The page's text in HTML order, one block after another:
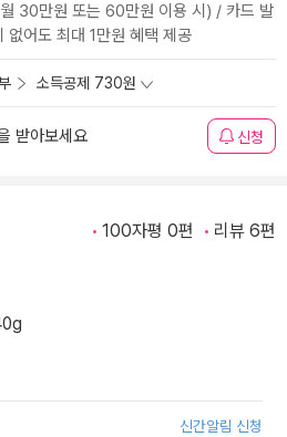
30만원 또는 60만원 이용 시) / 카드 발
없어도 최대 1만원 혜택 제공
소득공제 730원
받아보세요 신청
100자평 0편 리뷰 6편
신간알림 신청